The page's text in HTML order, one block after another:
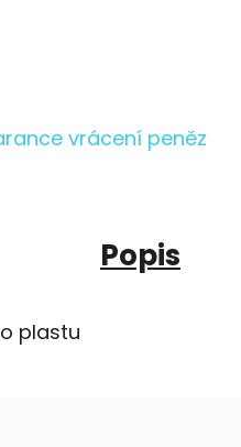
vrácení peněz
Popis
plastu